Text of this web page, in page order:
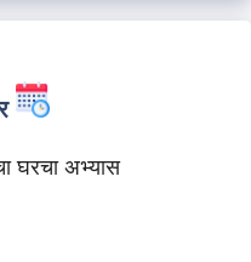
घरचा अभ्यास